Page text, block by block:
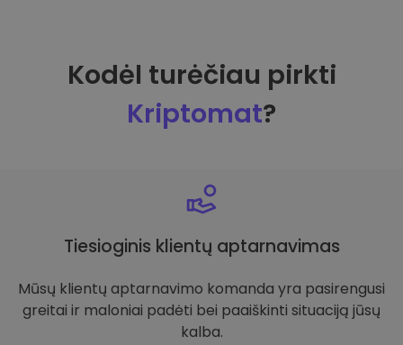
Kodėl turėčiau pirkti
Kriptomat?
Tiesioginis klientų aptarnavimas
Mūsų klientų aptarnavimo komanda yra pasirengusi
greitai ir maloniai padėti bei paaiškinti situaciją jūsų
kalba.